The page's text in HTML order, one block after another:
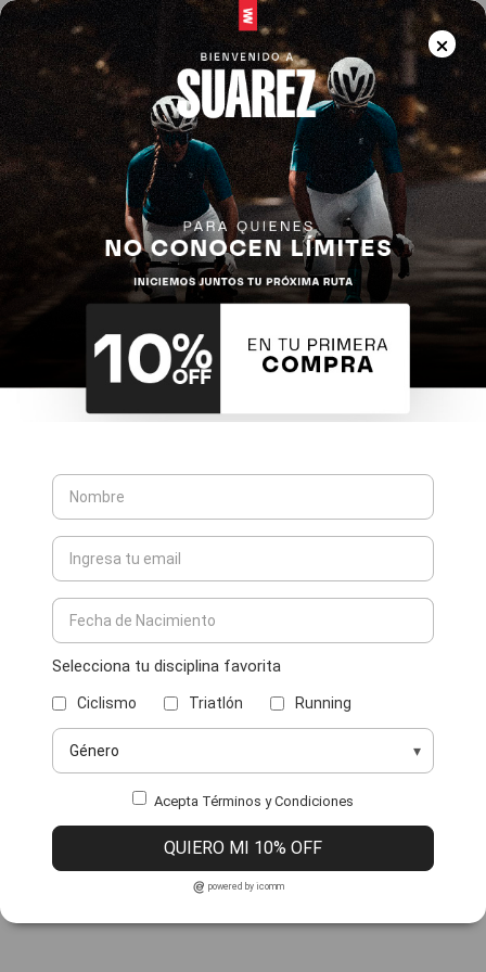
Selecciona tu disciplina favorita
Ciclismo Triatlón Running
Acepta Términos y Condiciones
QUIERO MI 10% OFF
powered by icomm